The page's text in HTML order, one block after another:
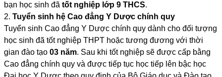
bạn học sinh đã tốt nghiệp lớp 9 THCS.
2. Tuyển sinh hệ Cao đẳng Y Dược chính quy
Tuyển sinh Cao đẳng Y Dược chính quy dành cho đối tượng
học sinh đã tốt nghiệp THPT hoặc tương đương với thời
gian đào tạo 03 năm. Sau khi tốt nghiệp sẽ được cấp bằng
Cao đẳng chính quy và được tiếp tục học tiếp lên bậc học